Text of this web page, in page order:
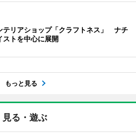
テリアショップ「クラフトネス」 ナチ
ストを中心に展開
もっと見る
見る・遊ぶ